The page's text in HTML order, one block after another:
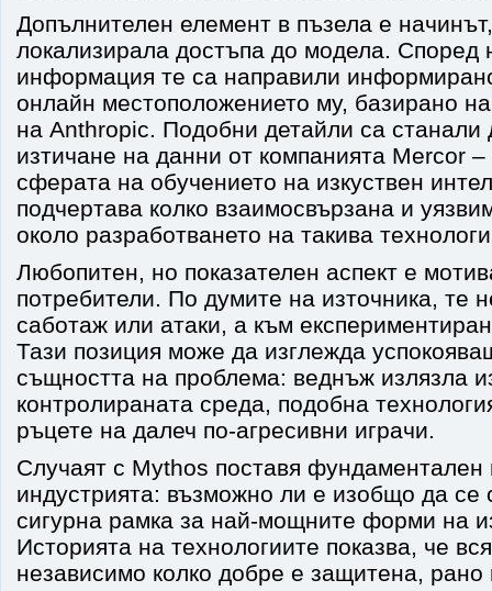
Допълнителен елемент в пъзела е
локализирала достъпа до модела. Според
информация те са направили
онлайн местоположението му, базирано
на Anthropic. Подобни детайли са станали
изтичане на данни от компанията Mercor
сферата на обучението на изкуствен
подчертава колко взаимосвързана и
около разработването на такива
Любопитен, но показателен аспект е
потребители. По думите на източника, те
саботаж или атаки, а към
Тази позиция може да изглежда
същността на проблема: веднъж излязла
контролираната среда, подобна
ръцете на далеч по-агресивни играчи.
Случаят с Mythos поставя фундаментален
индустрията: възможно ли е изобщо да се
сигурна рамка за най-мощните форми на
Историята на технологиите показва, че
независимо колко добре е защитена, рано